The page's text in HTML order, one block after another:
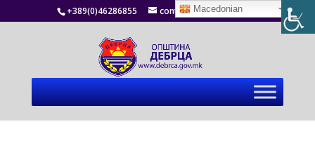
+389(0)46286855 contact@debrca.gov.mk
Macedonian